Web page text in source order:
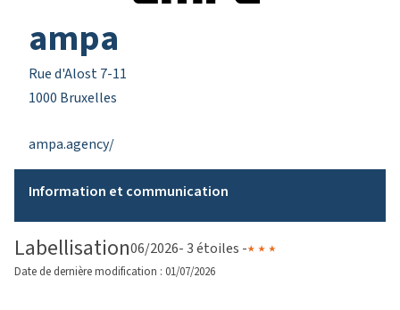
ampa
Rue d'Alost 7-11
1000 Bruxelles
ampa.agency/
Information et communication
Labellisation06/2026- 3 étoiles -
Date de dernière modification : 01/07/2026